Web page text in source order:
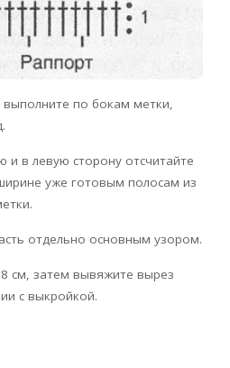
по бокам метки,
и в левую сторону отсчитайте
уже готовым полосам из
отдельно основным узором.
см, затем вывяжите вырез
с выкройкой.